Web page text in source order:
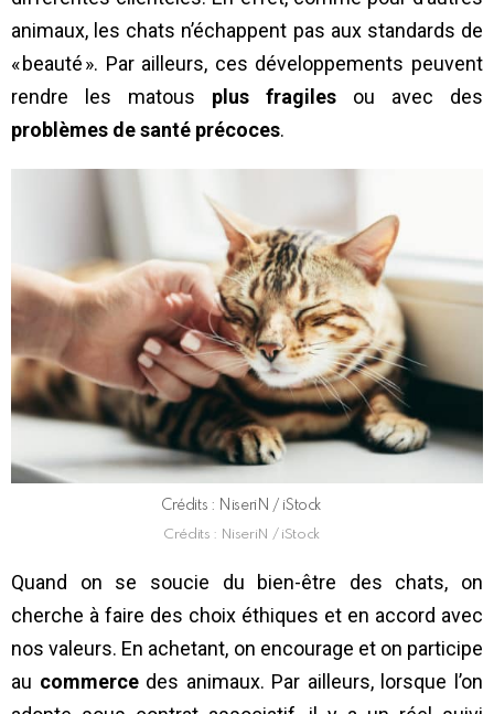
animaux, les chats n’échappent pas aux standards de
« beauté ». Par ailleurs, ces développements peuvent
rendre les matous plus fragiles ou avec des
problèmes de santé précoces.
Crédits : NiseriN / iStock
Crédits : NiseriN / iStock
Quand on se soucie du bien-être des chats, on
cherche à faire des choix éthiques et en accord avec
nos valeurs. En achetant, on encourage et on participe
au commerce des animaux. Par ailleurs, lorsque l’on